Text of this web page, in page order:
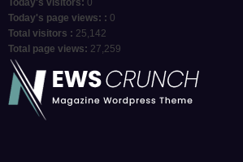
Today's page views: : 0
Total visitors : 25,142
Total page views: 27,259